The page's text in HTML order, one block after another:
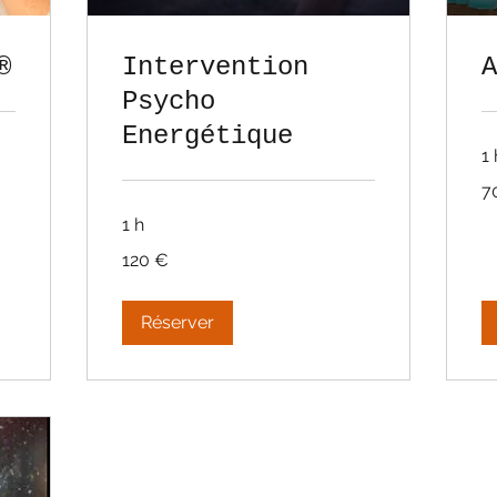
Intervention
Psycho
Energétique
1 h
euros
120 €
Réserver
1